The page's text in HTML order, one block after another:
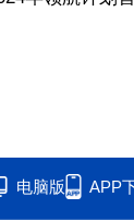
电脑版 APP